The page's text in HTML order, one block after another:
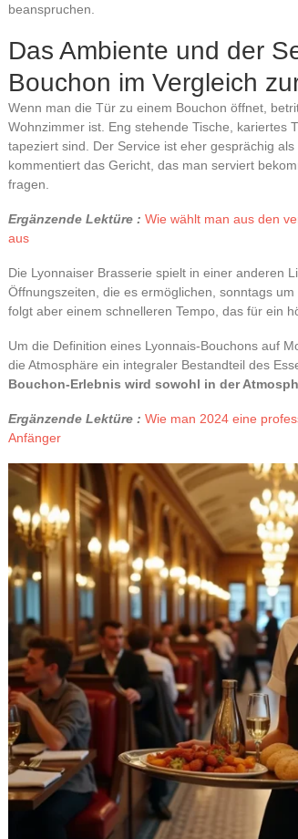
beanspruchen.
Das Ambiente und der
Bouchon im Vergleich
Wenn man die Tür zu einem Bouchon öffnet,
Wohnzimmer ist. Eng stehende Tische, kariertes
tapeziert sind. Der Service ist eher gesprächig
kommentiert das Gericht, das man serviert
fragen.
Ergänzende Lektüre : Wie wählt man aus den
aus
Die Lyonnaiser Brasserie spielt in einer anderen
Öffnungszeiten, die es ermöglichen, sonntags
folgt aber einem schnelleren Tempo, das für ein
Um die Definition eines Lyonnais-Bouchons auf
die Atmosphäre ein integraler Bestandteil des
Bouchon-Erlebnis wird sowohl in der
Ergänzende Lektüre : Wie man 2024 eine
Anfänger